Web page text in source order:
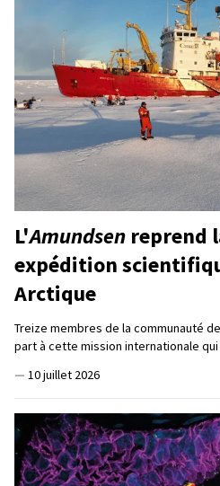
L'Amundsen reprend
expédition
Arctique
Treize membres de la communauté
part à cette mission internationale
— 10 juillet 2026